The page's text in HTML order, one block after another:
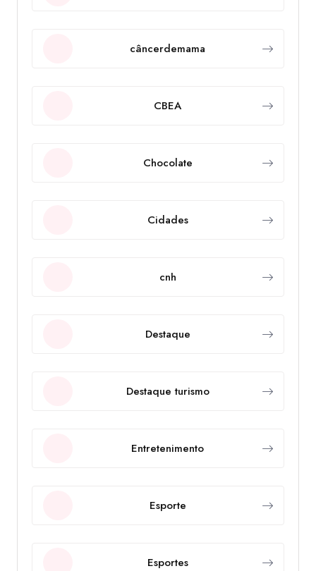
câncerdemama
CBEA
Chocolate
Cidades
cnh
Destaque
Destaque turismo
Entretenimento
Esporte
Esportes